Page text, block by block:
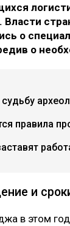
. Власти
о
о
правила
и
в этом